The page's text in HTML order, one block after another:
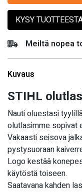
KYSY
Meiltä nopea
Kuvaus
STIHL
Nauti oluestasi
olutlasimme sopivat
Vakaasti seisova
pystysuoraan
Logo kestää
käytöstä toiseen.
Saatavana kahden